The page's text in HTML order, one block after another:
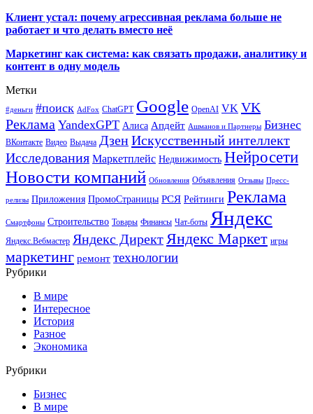
Клиент устал: почему агрессивная реклама больше не
работает и что делать вместо неё
Маркетинг как система: как связать продажи, аналитику и
контент в одну модель
Метки
#деньги #поиск AdFox ChatGPT Google OpenAI VK VK
Реклама YandexGPT Алиса Апдейт Ашманов и Партнеры Бизнес
ВКонтакте Видео Выдача ДзенИскусственный интеллект
Исследования Маркетплейс Недвижимость Нейросети
Новости компаний Обновления Объявления Отзывы Пресс-
релизы Приложения ПромоСтраницы РСЯ Рейтинги Реклама
Смартфоны Строительство Товары Финансы Чат-боты Яндекс
Яндекс.Вебмастер Яндекс Директ Яндекс Маркет игры
маркетинг ремонт технологии
Рубрики
В мире
Интересное
История
Разное
Экономика
Рубрики
Бизнес
В мире